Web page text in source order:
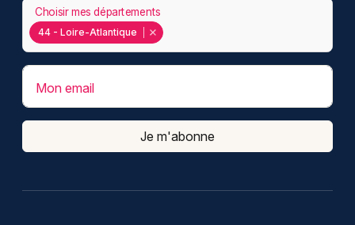
44 - Loire-Atlantique
Choisir mes départements
Mon email
Je m'abonne